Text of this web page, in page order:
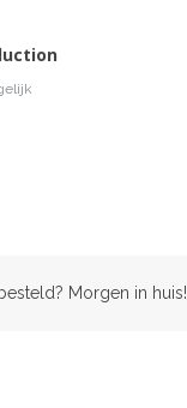
Morgen in huis!